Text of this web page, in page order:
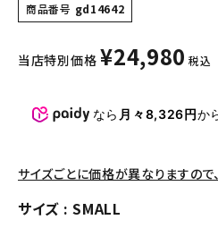
その他バッグ類
スニーカー・ブーツ
COLLABORATION BRAND
SEASON
商品番号 gd14642
当店特別価格 ¥24,980 税込
なら 月々8,326円か
サイズごとに価格が異なりますので
サイズ SMALL